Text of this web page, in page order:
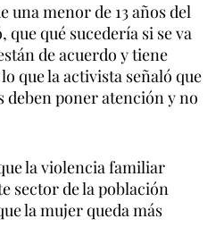
una menor de 13 años del
qué sucedería si se va
de acuerdo y tiene
que la activista señaló que
deben poner atención y no
la violencia familiar
sector de la población
la mujer queda más